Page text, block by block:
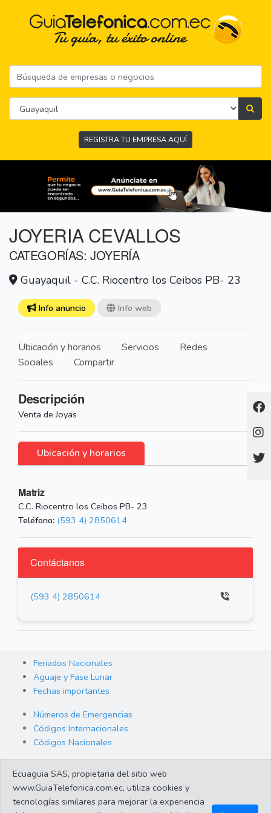
REGISTRA TU EMPRESA AQUÍ
JOYERIA CEVALLOS
CATEGORÍAS: JOYERÍA
Guayaquil - C.C. Riocentro los Ceibos PB- 23
Info anuncio Info web
Ubicación y horarios Servicios
Redes
Sociales
Compartir
Descripción
Venta de Joyas
Ubicación y horarios
Matriz
C.C. Riocentro los Ceibos PB- 23
Teléfono: (593 4) 2850614
Contáctanos
(593 4) 2850614
Feriados Nacionales
Aguaje y Fase Lunar
Fechas importantes
Números de Emergencias
Códigos Internacionales
Códigos Nacionales
Cambio de Divisas
Enlaces de interes
Ecuaguia SAS, propietaria del sitio web
www.GuiaTelefonica.com.ec, utiliza cookies y
tecnologías similares para mejorar la experiencia